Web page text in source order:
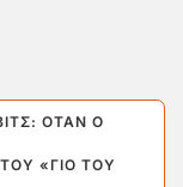
ΌΤΑΝ Ο
«ΓΙΟ ΤΟΥ